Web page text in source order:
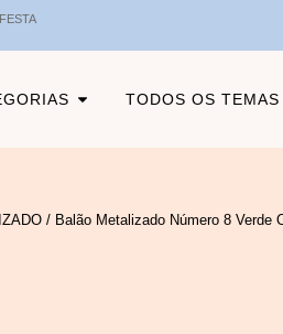
TODOS OS TEMAS
/ Balão Metalizado Número 8 Verde